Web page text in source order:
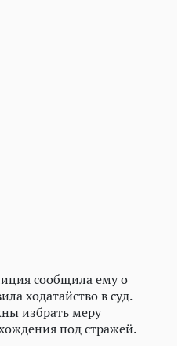
сообщила ему о
ходатайство в суд.
избрать меру
под стражей.